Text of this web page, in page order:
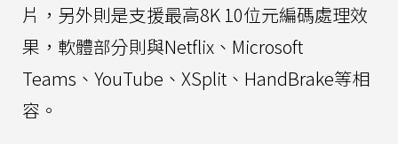
片，另外則是支援最高8K 10位元編碼處理效
果，軟體部分則與Netflix、Microsoft
Teams、YouTube、XSplit、HandBrake等相
容。